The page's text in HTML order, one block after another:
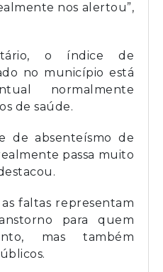
nos alertou”,
o índice de
no município está
normalmente
de saúde.
de absenteísmo de
passa muito
faltas representam
para quem
mas também